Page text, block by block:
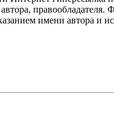
имени автора и